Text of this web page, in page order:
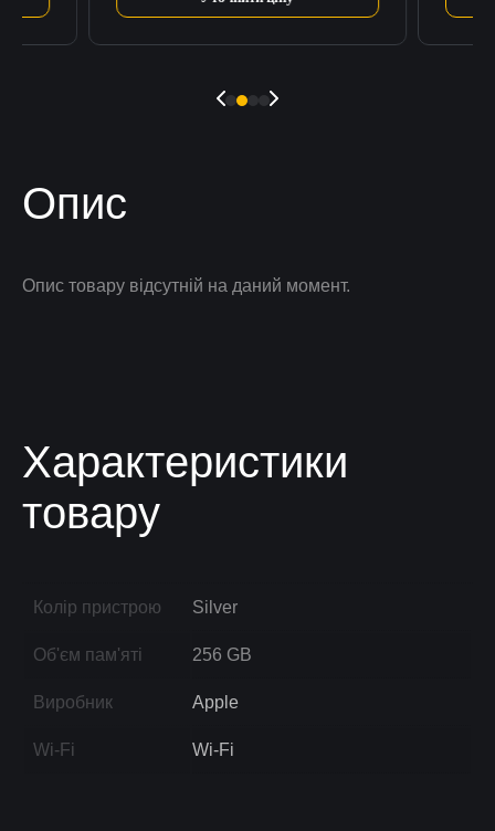
Опис
Опис товару відсутній на даний момент.
Характеристики
товару
Колір пристрою Silver
Об'єм пам'яті 256 GB
Виробник Apple
Wi-Fi Wi-Fi